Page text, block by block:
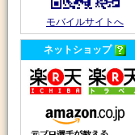
モバイルサイトへ
ネットショップ